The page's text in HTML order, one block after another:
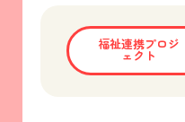
福祉連携プロジ
ェクト